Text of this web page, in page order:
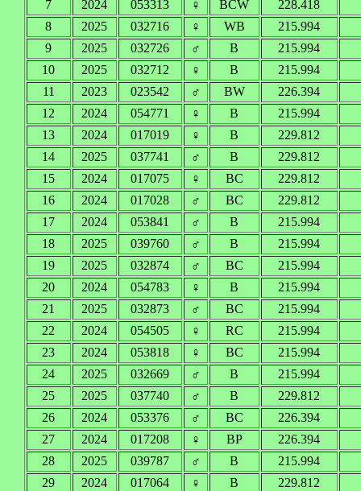
7 2024 053313 ♀ BCW
228.418
8
2025 032716 ♀ WB
215.994
9
2025 032726 ♂ B
215.994
10
2025 032712 ♀ B
215.994
11
2023 023542 ♂ BW
226.394
12
2024 054771 ♀ B
215.994
13
2024 017019 ♀ B
229.812
14
2025 037741 ♂ B
229.812
15
2024 017075 ♀ BC
229.812
16
2024 017028 ♂ BC
229.812
17
2024 053841 ♂ B
215.994
18
2025 039760 ♂ B
215.994
19
2025 032874 ♂ BC
215.994
20
2024 054783 ♀ B
215.994
21
2025 032873 ♂ BC
215.994
22
2024 054505 ♀ RC
215.994
23
2024 053818 ♀ BC
215.994
24
2025 032669 ♂ B
215.994
25
2025 037740 ♂ B
229.812
26
2024 053376 ♂ BC
226.394
27
2024 017208 ♀ BP
226.394
28
2025 039787 ♂ B
215.994
29
2024 017064 ♀ B
229.812